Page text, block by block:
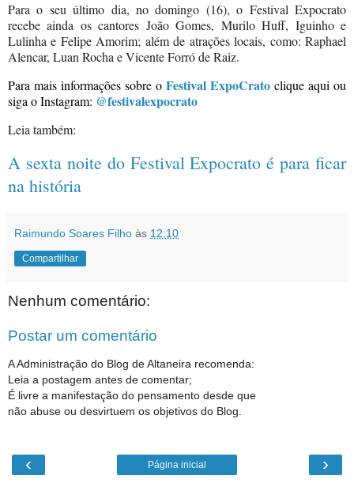
Para o seu último dia, no domingo (16), o Festival Expocrato
recebe ainda os cantores João Gomes, Murilo Huff, Iguinho e
Lulinha e Felipe Amorim; além de atrações locais, como: Raphael
Alencar, Luan Rocha e Vicente Forró de Raiz.
Para mais informações sobre o Festival ExpoCrato clique aqui ou
siga o Instagram: @festivalexpocrato
Leia também:
A sexta noite do Festival Expocrato é para ficar
na história
Raimundo Soares Filho às 12:10
Compartilhar
Nenhum comentário:
Postar um comentário
A Administração do Blog de Altaneira recomenda:
Leia a postagem antes de comentar;
É livre a manifestação do pensamento desde que
não abuse ou desvirtuem os objetivos do Blog.
‹ ›
Página inicial